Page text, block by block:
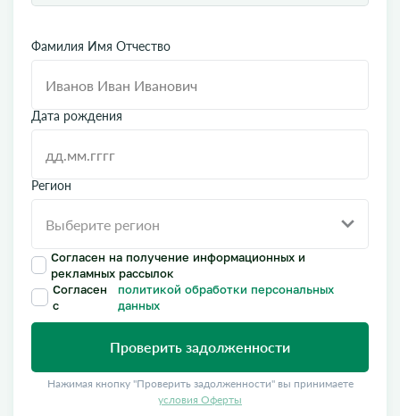
Фамилия Имя Отчество
Дата рождения
Регион
Согласен на получение информационных и
рекламных рассылок
Согласен
с
политикой обработки персональных
данных
Проверить задолженности
Нажимая кнопку "Проверить задолженности" вы принимаете
условия Оферты